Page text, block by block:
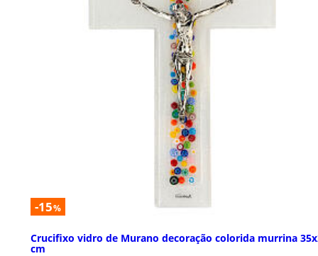
-15%
Crucifixo vidro de Murano decoração colorida murrina
cm